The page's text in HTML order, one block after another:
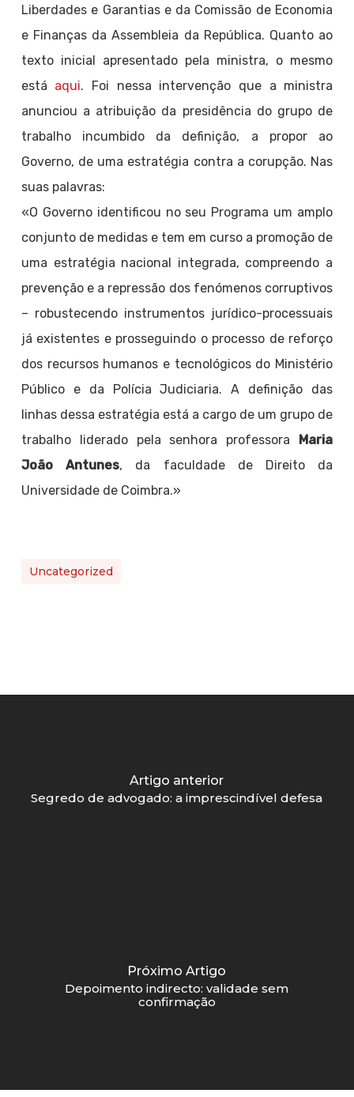
Liberdades e Garantias e da Comissão de Economia
e Finanças da Assembleia da República. Quanto ao
texto inicial apresentado pela ministra, o mesmo
está aqui. Foi nessa intervenção que a ministra
anunciou a atribuição da presidência do grupo de
trabalho incumbido da definição, a propor ao
Governo, de uma estratégia contra a corupção. Nas
suas palavras:
«O Governo identificou no seu Programa um amplo
conjunto de medidas e tem em curso a promoção de
uma estratégia nacional integrada, compreendo a
prevenção e a repressão dos fenómenos corruptivos
– robustecendo instrumentos jurídico-processuais
já existentes e prosseguindo o processo de reforço
dos recursos humanos e tecnológicos do Ministério
Público e da Polícia Judiciaria. A definição das
linhas dessa estratégia está a cargo de um grupo de
trabalho liderado pela senhora professora Maria
João Antunes, da faculdade de Direito da
Universidade de Coimbra.»
Uncategorized
Artigo anterior
Segredo de advogado: a imprescindível defesa
Próximo Artigo
Depoimento indirecto: validade sem
confirmação